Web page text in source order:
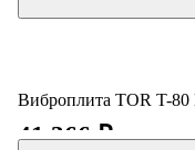
Виброплита TOR T-80
41 366 ₽